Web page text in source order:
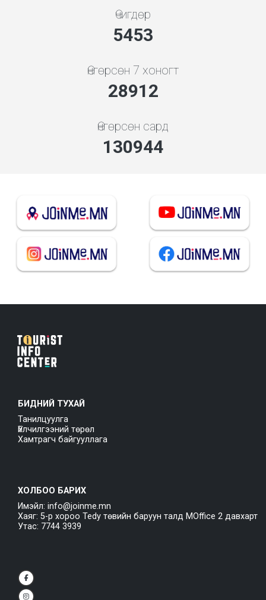
Өчигдөр
5843
Өнгөрсөн 7 хоногт
30977
Өнгөрсөн сард
140297
БИДНИЙ ТУХАЙ
Танилцуулга
Үйлчилгээний төрөл
Хамтрагч байгууллага
ХОЛБОО БАРИХ
Имэйл: info@joinme.mn
Хаяг: 5-р хороо Tedy төвийн баруун талд MOffice 2 давхарт
Утас: 7744 3939